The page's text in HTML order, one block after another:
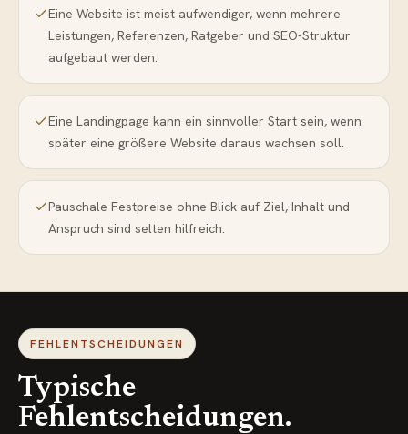
Eine Website ist meist aufwendiger, wenn mehrere
Leistungen, Referenzen, Ratgeber und SEO-Struktur
aufgebaut werden.
Eine Landingpage kann ein sinnvoller Start sein, wenn
später eine größere Website daraus wachsen soll.
Pauschale Festpreise ohne Blick auf Ziel, Inhalt und
Anspruch sind selten hilfreich.
FEHLENTSCHEIDUNGEN
Typische
Fehlentscheidungen.